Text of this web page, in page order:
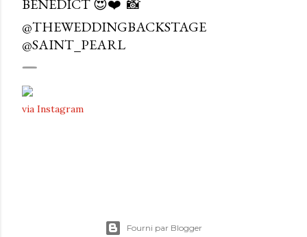
BENEDICT 😍❤️⁠ ⁠ 📸
@THEWEDDINGBACKSTAGE
@SAINT_PEARL
via Instagram
Fourni par Blogger